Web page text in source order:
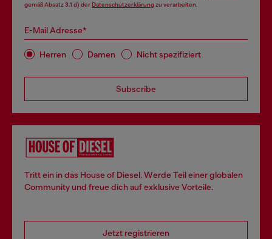
gemäß Absatz 3.1 d) derDatenschutzerklärungzu verarbeiten.
E-Mail Adresse*
Herren Damen Nicht spezifiziert
Subscribe
Tritt ein in das House of Diesel. Werde Teil einer globalen
Community und freue dich auf exklusive Vorteile.
Jetzt registrieren